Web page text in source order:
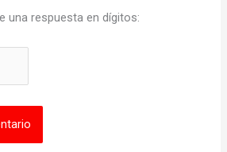
una respuesta en dígitos: